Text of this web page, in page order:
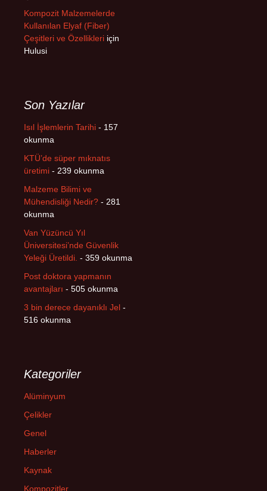
Kompozit Malzemelerde
Kullanılan Elyaf (Fiber)
Çeşitleri ve Özellikleri için
Hulusi
Son Yazılar
Isıl İşlemlerin Tarihi - 157
okunma
KTÜ’de süper mıknatıs
üretimi - 239 okunma
Malzeme Bilimi ve
Mühendisliği Nedir? - 281
okunma
Van Yüzüncü Yıl
Üniversitesi’nde Güvenlik
Yeleği Üretildi. - 359 okunma
Post doktora yapmanın
avantajları - 505 okunma
3 bin derece dayanıklı Jel -
516 okunma
Kategoriler
Alüminyum
Çelikler
Genel
Haberler
Kaynak
Kompozitler